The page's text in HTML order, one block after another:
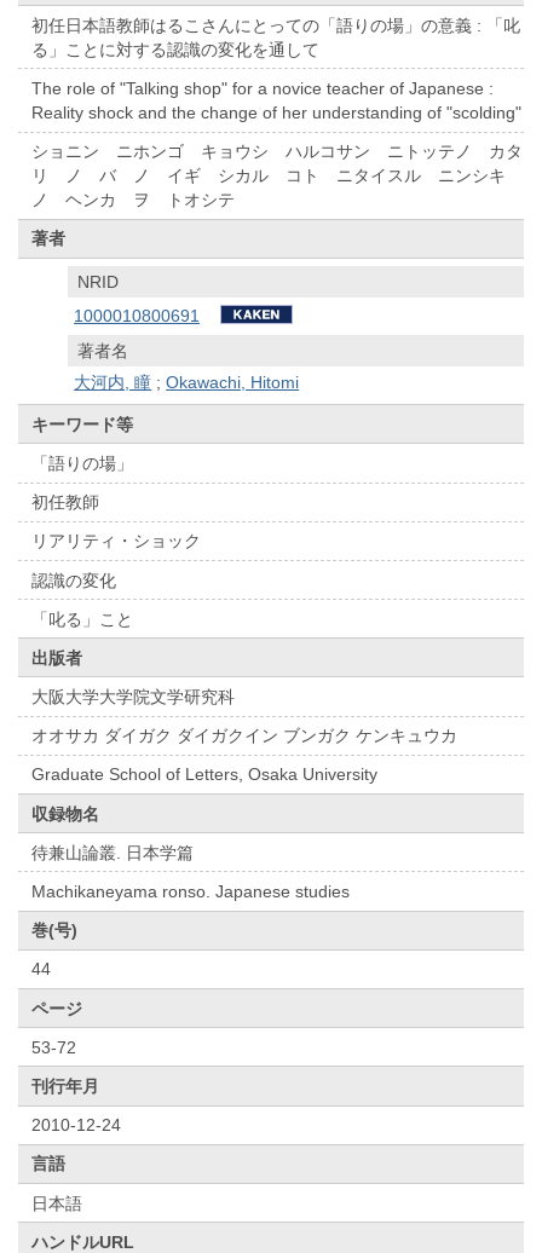
初任日本語教師はるこさんにとっての「語りの場」の意義 : 「叱
る」ことに対する認識の変化を通して
The role of "Talking shop" for a novice teacher of Japanese :
Reality shock and the change of her understanding of "scolding"
ショニン ニホンゴ キョウシ ハルコサン ニトッテノ カタ
リ ノ バ ノ イギ シカル コト ニタイスル ニンシキ
ノ ヘンカ ヲ トオシテ
著者
NRID
1000010800691
著者名
大河内, 瞳 ;Okawachi, Hitomi
キーワード等
「語りの場」
初任教師
リアリティ・ショック
認識の変化
「叱る」こと
出版者
大阪大学大学院文学研究科
オオサカ ダイガク ダイガクイン ブンガク ケンキュウカ
Graduate School of Letters, Osaka University
収録物名
待兼山論叢. 日本学篇
Machikaneyama ronso. Japanese studies
巻(号)
44
ページ
53-72
刊行年月
2010-12-24
言語
日本語
ハンドルURL